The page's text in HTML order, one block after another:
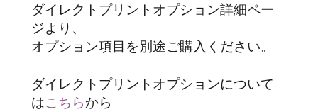
ダイレクトプリントオプション詳細ペー
ジより、
オプション項目を別途ご購入ください。
ダイレクトプリントオプションについて
はこちらから